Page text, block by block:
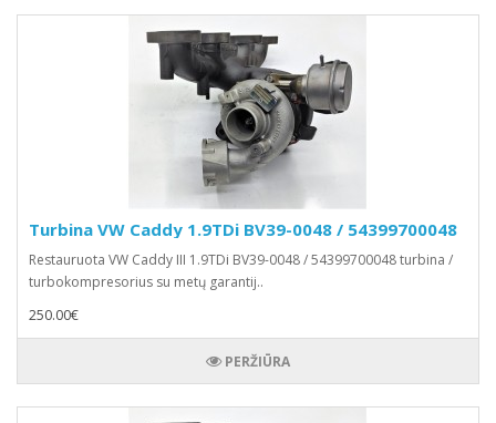
Turbina VW Caddy 1.9TDi BV39-0048 / 54399700048
Restauruota VW Caddy III 1.9TDi BV39-0048 / 54399700048 turbina /
turbokompresorius su metų garantij..
250.00€
PERŽIŪRA